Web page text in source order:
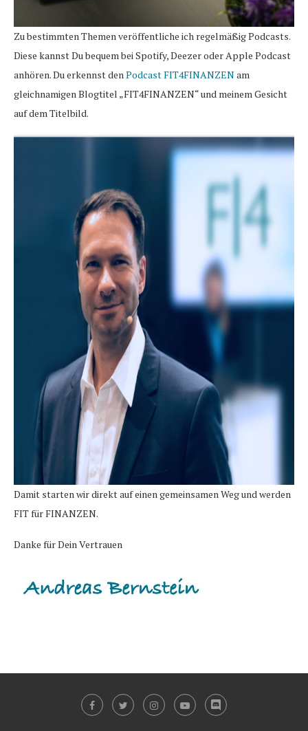
Zu bestimmten Themen veröffentliche ich regelmäßig Podcasts.
Diese kannst Du bequem bei Spotify, Deezer oder Apple Podcast
anhören. Du erkennst den Podcast FIT4FINANZENam
gleichnamigen Blogtitel „FIT4FINANZEN“ und meinem Gesicht
auf dem Titelbild.
Damit starten wir direkt auf einen gemeinsamen Weg und werden
FIT für FINANZEN.
Danke für Dein Vertrauen